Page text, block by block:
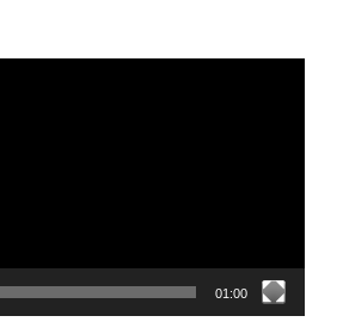
01:00